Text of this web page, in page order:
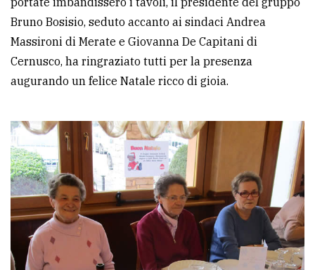
Bruno Bosisio, seduto accanto ai sindaci Andrea
Massironi di Merate e Giovanna De Capitani di
Cernusco, ha ringraziato tutti per la presenza
augurando un felice Natale ricco di gioia.